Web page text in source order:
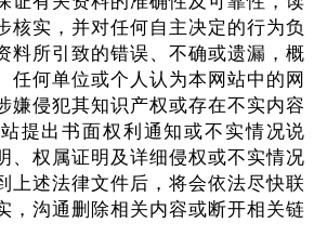
核实，并对任何自主决定的行为负
料所引致的错误、不确或遗漏，概
任何单位或个人认为本网站中的网
嫌侵犯其知识产权或存在不实内容
提出书面权利通知或不实情况说
、权属证明及详细侵权或不实情况
上述法律文件后，将会依法尽快联
，沟通删除相关内容或断开相关链